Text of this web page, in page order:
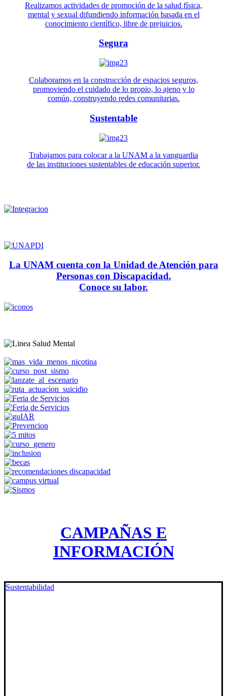
Realizamos actividades de promoción de la salud física,
mental y sexual difundiendo información basada en el
conocimiento científico, libre de prejuicios.
Segura
Colaboramos en la construcción de espacios seguros,
promoviendo el cuidado de lo propio, lo ajeno y lo
común, construyendo redes comunitarias.
Sustentable
Trabajamos para colocar a la UNAM a la vanguardia
de las instituciones sustentables de educación superior.
La UNAM cuenta con la Unidad de Atención para
Personas con Discapacidad.
Conoce su labor.
CAMPAÑAS E
INFORMACIÓN
Sustentabilidad